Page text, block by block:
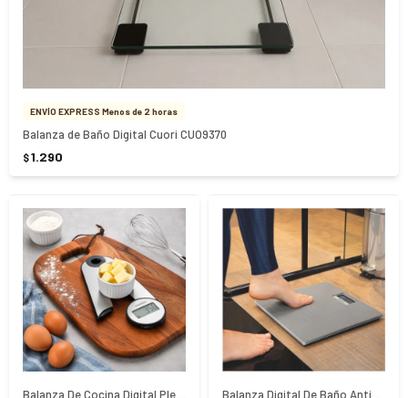
ENVÍO EXPRESS Menos de 2 horas
Balanza de Baño Digital Cuori CUO9370
$1.290